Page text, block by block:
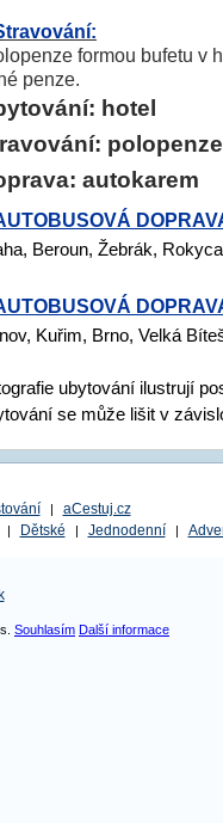
formou bufetu v
penze.
hotel
polopenze
autokarem
Beroun, Žebrák,
Kuřim, Brno, Velká
ubytování ilustrují
se může lišit v
|
aCestuj.cz
| Dětské | Jednodenní |
Souhlasím Další informace